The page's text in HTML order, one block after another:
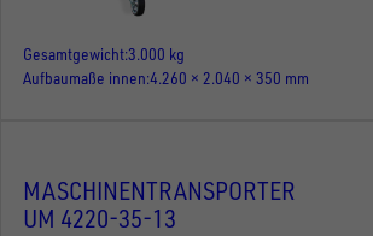
Gesamtgewicht3.000 kg
Aufbaumaße innen 4.260 × 2.040 × 350 mm
MASCHINENTRANSPORTER
UM 4220-35-13